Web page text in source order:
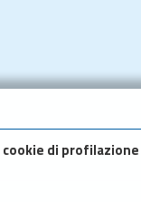
cookie di profilazione